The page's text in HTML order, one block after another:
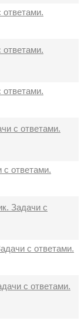
с ответами.
ответами.
Задачи с
с ответами.
с ответами.